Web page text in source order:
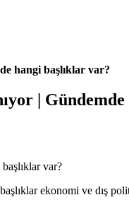
hangi başlıklar var?
|
ekonomi ve dış